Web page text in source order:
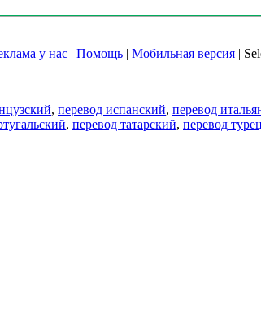
у нас | Помощь | Мобильная версия |
, перевод испанский, перевод
, перевод татарский, перевод